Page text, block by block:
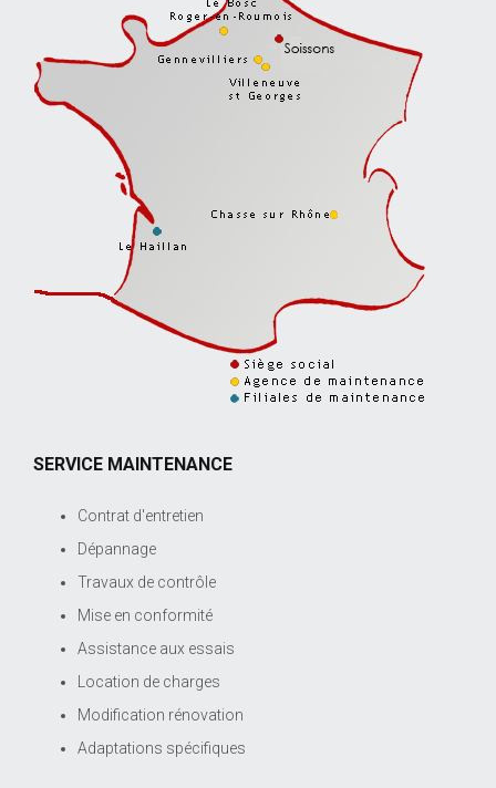
SERVICE MAINTENANCE
Contrat d'entretien
Dépannage
Travaux de contrôle
Mise en conformité
Assistance aux essais
Location de charges
Modification rénovation
Adaptations spécifiques